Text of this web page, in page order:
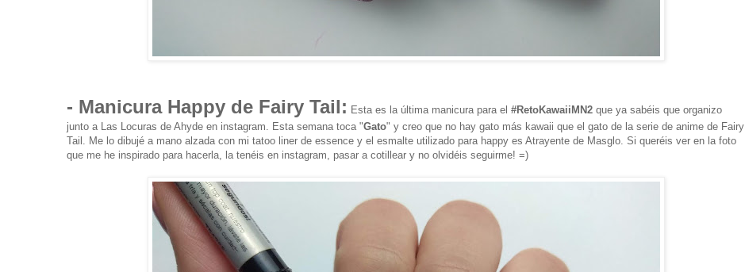
- Manicura Happy de Fairy Tail: Esta es la última manicura para el #RetoKawaiiMN2 que ya sabéis que organizo
junto a Las Locuras de Ahyde en instagram. Esta semana toca "Gato" y creo que no hay gato más kawaii que el gato de la serie de anime de Fairy
Tail. Me lo dibujé a mano alzada con mi tatoo liner de essence y el esmalte utilizado para happy es Atrayente de Masglo. Si queréis ver en la foto
que me he inspirado para hacerla, la tenéis en instagram, pasar a cotillear y no olvidéis seguirme! =)